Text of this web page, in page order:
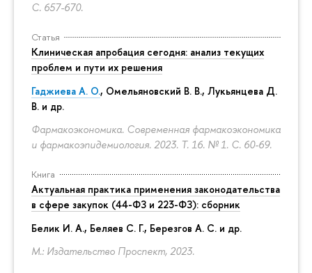
С. 657-670.
Статья
Клиническая апробация сегодня: анализ текущих
проблем и пути их решения
Гаджиева А. О., Омельяновский В. В., Лукьянцева Д.
В. и др.
Фармакоэкономика. Современная фармакоэкономика
и фармакоэпидемиология. 2023. Т. 16. № 1. С. 60-69.
Книга
Актуальная практика применения законодательства
в сфере закупок (44-ФЗ и 223-ФЗ): сборник
Белик И. А., Беляев С. Г., Березгов А. С. и др.
М.: Издательство Проспект, 2023.